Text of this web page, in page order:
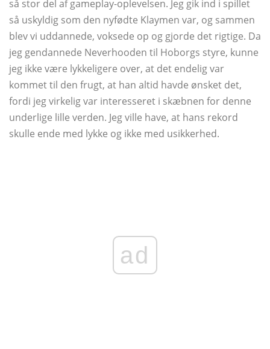
så stor del af gameplay-oplevelsen. Jeg gik ind i spillet
så uskyldig som den nyfødte Klaymen var, og sammen
blev vi uddannede, voksede op og gjorde det rigtige. Da
jeg gendannede Neverhooden til Hoborgs styre, kunne
jeg ikke være lykkeligere over, at det endelig var
kommet til den frugt, at han altid havde ønsket det,
fordi jeg virkelig var interesseret i skæbnen for denne
underlige lille verden. Jeg ville have, at hans rekord
skulle ende med lykke og ikke med usikkerhed.
ad